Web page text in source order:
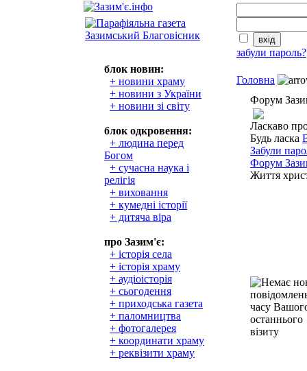
блок новин:
+ новини храму
+ новини з України
+ новини зі світу
блок одкровення:
+ людина перед
Богом
+ сучасна наука і
релігія
+ виховання
+ кумедні історії
+ дитяча віра
про Зазим'є:
+ історія села
+ історія храму
+ аудіоісторія
+ сьогодення
+ приходська газета
+ паломництва
+ фотогалерея
+ координати храму
+ реквізити храму
забули пароль?
Головна
Форум
Ласкаво
Будь ласка
Забули
Форум
Життя